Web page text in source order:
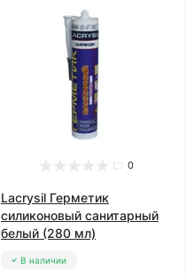
0
Lacrysil Герметик
силиконовый санитарный
белый (280 мл)
В наличии